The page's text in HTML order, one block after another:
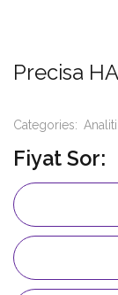
Precisa
Categories:
Fiyat Sor: